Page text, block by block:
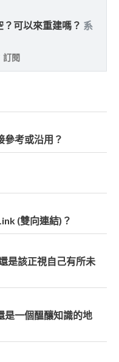
可以來重建嗎？ 系
訂閱
參考或沿用？
(雙向連結)？
是該正視自己有所未
是一個醞釀知識的地